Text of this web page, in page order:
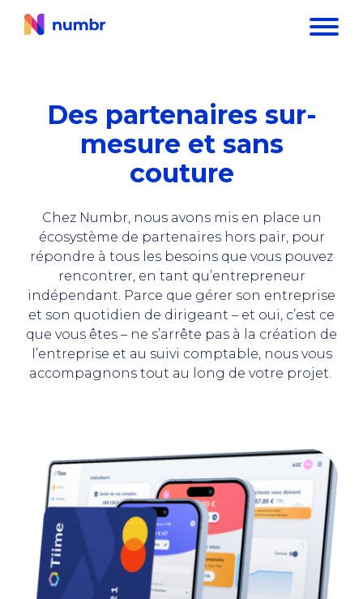
Des partenaires sur-
mesure et sans
couture
Chez Numbr, nous avons mis en place un
écosystème de partenaires hors pair, pour
répondre à tous les besoins que vous pouvez
rencontrer, en tant qu’entrepreneur
indépendant. Parce que gérer son entreprise
et son quotidien de dirigeant – et oui, c’est ce
que vous êtes – ne s’arrête pas à la création de
l’entreprise et au suivi comptable, nous vous
accompagnons tout au long de votre projet.